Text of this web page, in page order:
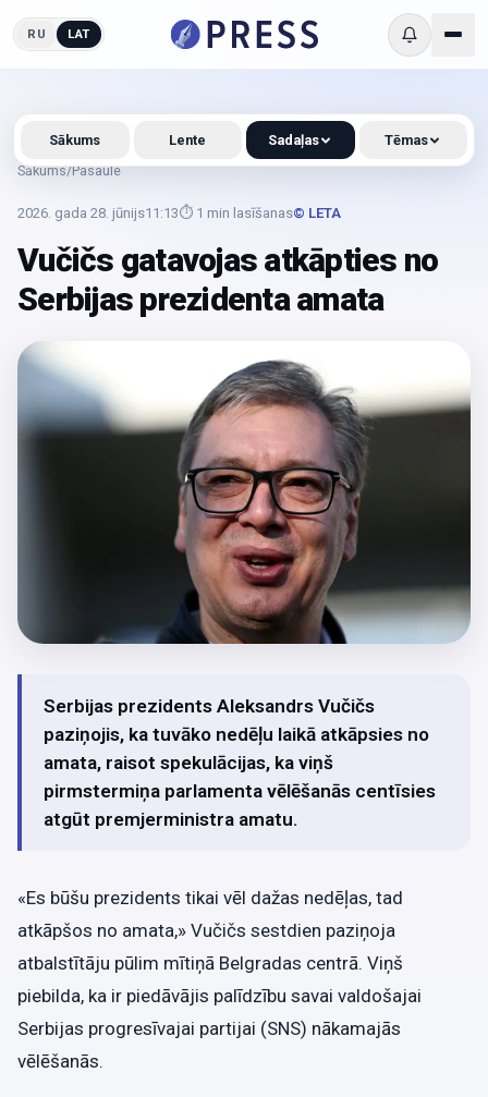
RU LAT
Sākums/Pasaule
2026. gada 28. jūnijs11:13⏱ 1 min lasīšanas© LETA
Vučičs gatavojas atkāpties no
Serbijas prezidenta amata
Serbijas prezidents Aleksandrs Vučičs
paziņojis, ka tuvāko nedēļu laikā atkāpsies no
amata, raisot spekulācijas, ka viņš
pirmstermiņa parlamenta vēlēšanās centīsies
atgūt premjerministra amatu.
«Es būšu prezidents tikai vēl dažas nedēļas, tad
atkāpšos no amata,» Vučičs sestdien paziņoja
atbalstītāju pūlim mītiņā Belgradas centrā. Viņš
piebilda, ka ir piedāvājis palīdzību savai valdošajai
Serbijas progresīvajai partijai (SNS) nākamajās
vēlēšanās.
Sākums Lente Sadaļas Tēmas